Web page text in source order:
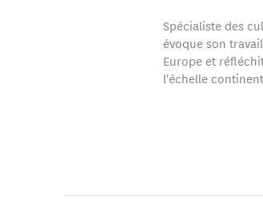
Spécialiste des
évoque son
Europe et
l'échelle